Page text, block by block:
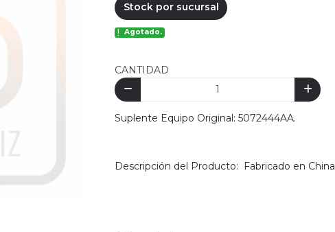
Stock por sucursal
Agotado.
CANTIDAD
Suplente Equipo Original: 5072444AA.
Descripción del Producto: Fabricado en China